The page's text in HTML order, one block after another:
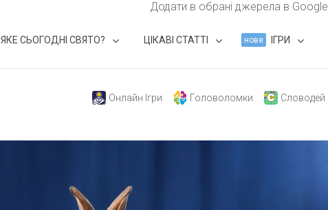
Додати в обрані джерела в Google
ЯКЕ СЬОГОДНІ СВЯТО? ЦІКАВІ СТАТТІ нове ІГРИ
Онлайн Ігри Головоломки Словодей